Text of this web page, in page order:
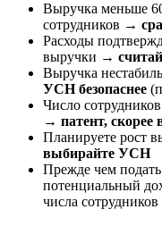
Выручка меньше
сотрудников →
Расходы
выручки →
Выручка
УСН безопаснее
Число
→ патент, скорее
Планируете рост
выбирайте УСН
Прежде чем
потенциальный
числа сотрудников